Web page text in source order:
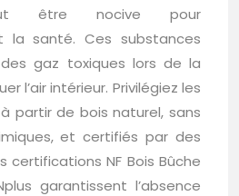
être nocive pour
la santé. Ces substances
gaz toxiques lors de la
l’air intérieur. Privilégiez les
partir de bois naturel, sans
et certifiés par des
certifications NF Bois Bûche
garantissent l’absence